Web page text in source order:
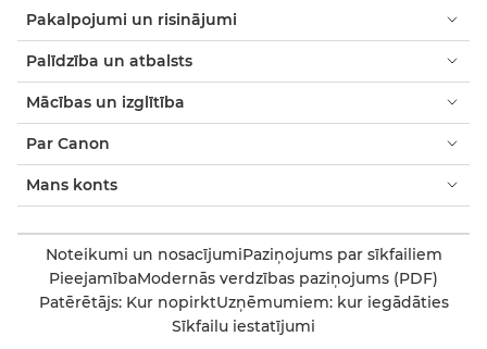
Pakalpojumi un risinājumi
Palīdzība un atbalsts
Mācības un izglītība
Par Canon
Mans konts
Noteikumi un nosacījumiPaziņojums par sīkfailiem
PieejamībaModernās verdzības paziņojums (PDF)
Patērētājs: Kur nopirktUzņēmumiem: kur iegādāties
Sīkfailu iestatījumi